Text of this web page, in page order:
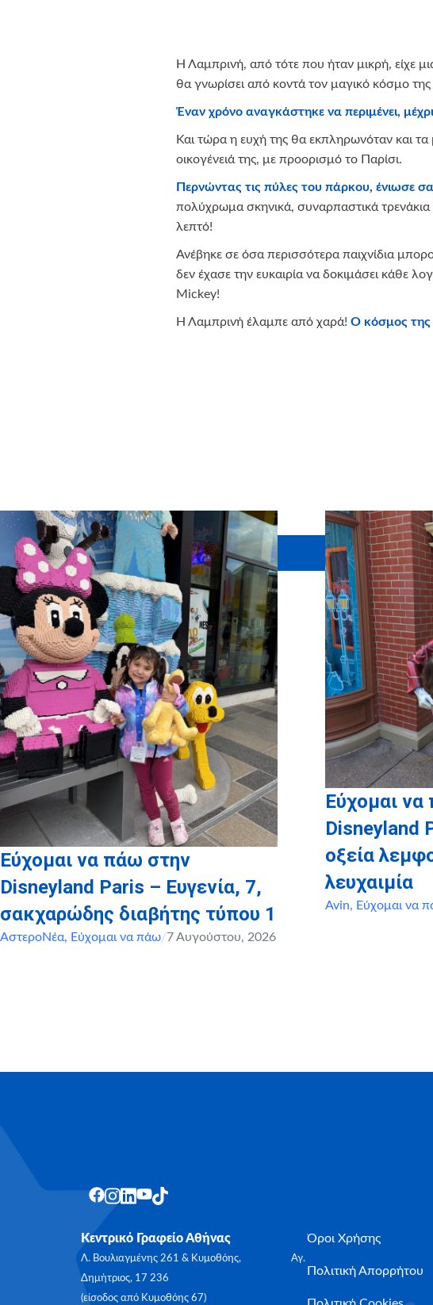
Η Λαμπρινή, από τότε που ήταν μικρή, είχε
θα γνωρίσει από κοντά τον μαγικό κόσμο
Έναν χρόνο αναγκάστηκε να περιμένει,
Και τώρα η ευχή της θα εκπληρωνόταν και
οικογένειά της, με προορισμό το Παρίσι.
Περνώντας τις πύλες του πάρκου, ένιωσε
πολύχρωμα σκηνικά, συναρπαστικά τρενάκια
λεπτό!
Ανέβηκε σε όσα περισσότερα παιχνίδια
δεν έχασε την ευκαιρία να δοκιμάσει κάθε
Mickey!
Η Λαμπρινή έλαμπε από χαρά! Ο κόσμος της
θερμά
Εύχομαι να πάω στην
Disneyland Paris – Ευγενία, 7,
σακχαρώδης διαβήτης τύπου 1
ΑστεροΝέα, Εύχομαι να πάω/7 Αυγούστου, 2026
Εύχομαι
Disneyland
οξεία
λευχαιμία
Avin, Εύχομαι να
Κεντρικό Γραφείο Αθήνας
Λ. Βουλιαγμένης 261 & Κυμοθόης, Αγ.
Δημήτριος, 17 236
(είσοδος από Κυμοθόης 67)
Όροι Χρήσης
Πολιτική Απορρήτου